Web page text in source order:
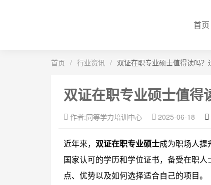
首页
首页 / 行业资讯 / 双证在职专业硕士值得读吗
双证在职专业硕士值得
作者:同等学力培训中心 2025-06-18
近年来， 双证在职专业硕士成为职场人提
国家认可的学历和学位证书，备受在职
点、优势以及如何选择适合自己的项目。